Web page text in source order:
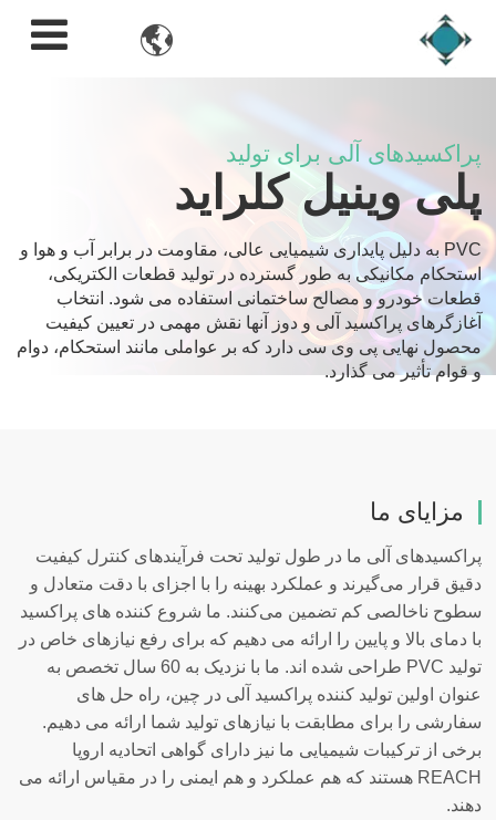

پراکسیدهای آلی برای تولید
پلی وینیل کلراید
PVC به دلیل پایداری شیمیایی عالی، مقاومت در برابر آب و هوا و
استحکام مکانیکی به طور گسترده در تولید قطعات الکتریکی،
قطعات خودرو و مصالح ساختمانی استفاده می شود. انتخاب
آغازگرهای پراکسید آلی و دوز آنها نقش مهمی در تعیین کیفیت
محصول نهایی پی وی سی دارد که بر عواملی مانند استحکام، دوام
و قوام تأثیر می گذارد.
مزایای ما
پراکسیدهای آلی ما در طول تولید تحت فرآیندهای کنترل کیفیت
دقیق قرار می‌گیرند و عملکرد بهینه را با اجزای با دقت متعادل و
سطوح ناخالصی کم تضمین می‌کنند. ما شروع کننده های پراکسید
با دمای بالا و پایین را ارائه می دهیم که برای رفع نیازهای خاص در
تولید PVC طراحی شده اند. ما با نزدیک به 60 سال تخصص به
عنوان اولین تولید کننده پراکسید آلی در چین، راه حل های
سفارشی را برای مطابقت با نیازهای تولید شما ارائه می دهیم.
برخی از ترکیبات شیمیایی ما نیز دارای گواهی اتحادیه اروپا
REACH هستند که هم عملکرد و هم ایمنی را در مقیاس ارائه می
دهند.